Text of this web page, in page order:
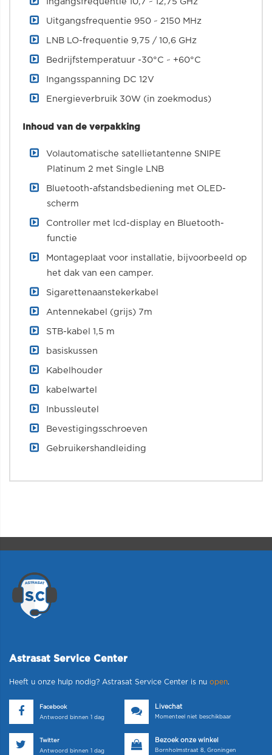
Uitgangsfrequentie 950 ~ 2150 MHz
LNB LO-frequentie 9,75 / 10,6 GHz
Bedrijfstemperatuur -30°C ~ +60°C
Ingangsspanning DC 12V
Energieverbruik 30W (in zoekmodus)
Inhoud van de verpakking
Volautomatische satellietantenne SNIPE
Platinum 2 met Single LNB
Bluetooth-afstandsbediening met OLED-
scherm
Controller met lcd-display en Bluetooth-
functie
Montageplaat voor installatie, bijvoorbeeld op
het dak van een camper.
Sigarettenaanstekerkabel
Antennekabel (grijs) 7m
STB-kabel 1,5 m
basiskussen
Kabelhouder
kabelwartel
Inbussleutel
Bevestigingsschroeven
Gebruikershandleiding
Astrasat Service Center
Heeft u onze hulp nodig? Astrasat Service Center is nu open.
Facebook
Antwoord binnen 1 dag
Livechat
Momenteel niet beschikbaar
Twitter
Antwoord binnen 1 dag
Bezoek onze winkel
Bornholmstraat 8, Groningen